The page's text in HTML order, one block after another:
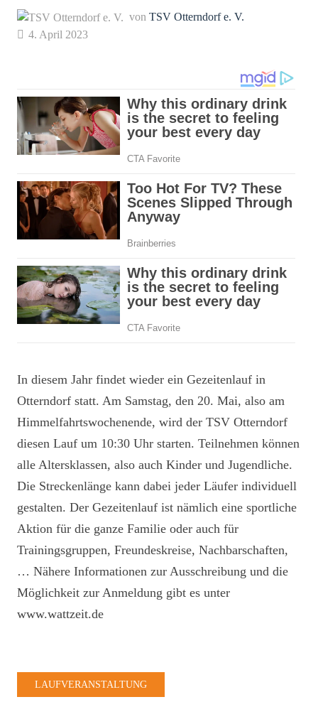
von TSV Otterndorf e. V.
4. April 2023
In diesem Jahr findet wieder ein Gezeitenlauf in
Otterndorf statt. Am Samstag, den 20. Mai, also am
Himmelfahrtswochenende, wird der TSV Otterndorf
diesen Lauf um 10:30 Uhr starten. Teilnehmen können
alle Altersklassen, also auch Kinder und Jugendliche.
Die Streckenlänge kann dabei jeder Läufer individuell
gestalten. Der Gezeitenlauf ist nämlich eine sportliche
Aktion für die ganze Familie oder auch für
Trainingsgruppen, Freundeskreise, Nachbarschaften,
… Nähere Informationen zur Ausschreibung und die
Möglichkeit zur Anmeldung gibt es unter
www.wattzeit.de
LAUFVERANSTALTUNG